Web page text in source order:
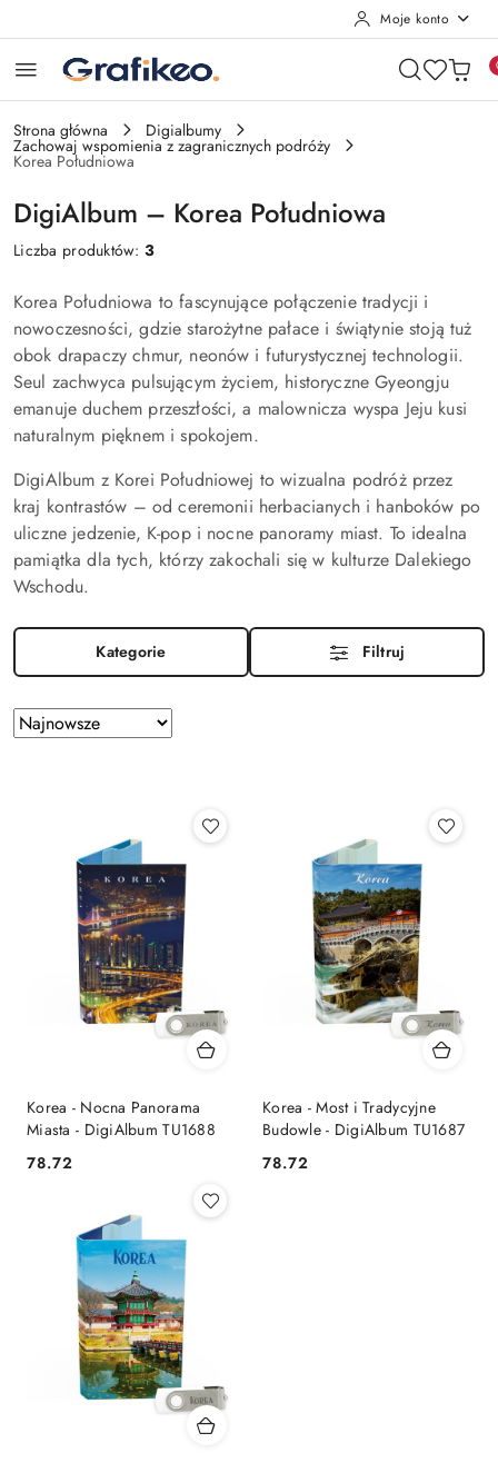
Moje konto
Strona główna Digialbumy
Zachowaj wspomienia z zagranicznych podróży
Korea Południowa
DigiAlbum – Korea Południowa
Liczba produktów:3
Korea Południowa to fascynujące połączenie tradycji i
nowoczesności, gdzie starożytne pałace i świątynie stoją tuż
obok drapaczy chmur, neonów i futurystycznej technologii.
Seul zachwyca pulsującym życiem, historyczne Gyeongju
emanuje duchem przeszłości, a malownicza wyspa Jeju kusi
naturalnym pięknem i spokojem.
DigiAlbum z Korei Południowej to wizualna podróż przez
kraj kontrastów – od ceremonii herbacianych i hanboków po
uliczne jedzenie, K-pop i nocne panoramy miast. To idealna
pamiątka dla tych, którzy zakochali się w kulturze Dalekiego
Wschodu.
Kategorie Filtruj
Zastosowano
sortowanie:
Sortuj
według
Korea - Nocna Panorama
Miasta - DigiAlbum TU1688
Cena:
78.72
Korea - Most i Tradycyjne
Budowle - DigiAlbum TU1687
Cena:
78.72